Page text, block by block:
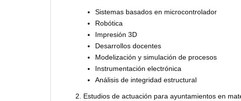
Sistemas basados en microcontrolador
Robótica
Impresión 3D
Desarrollos docentes
Modelización y simulación de procesos
Instrumentación electrónica
Análisis de integridad estructural
2. Estudios de actuación para ayuntamientos en